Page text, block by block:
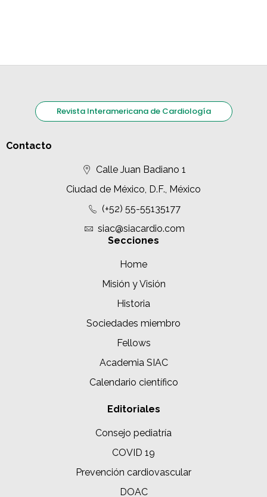
Revista Interamericana de Cardiología
Contacto
Calle Juan Badiano 1
Ciudad de México, D.F., México
(+52) 55-55135177
siac@siacardio.com
Secciones
Home
Misión y Visión
Historia
Sociedades miembro
Fellows
Academia SIAC
Calendario científico
Editoriales
Consejo pediatría
COVID 19
Prevención cardiovascular
DOAC